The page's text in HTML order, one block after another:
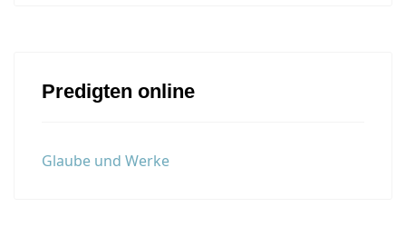
Predigten online
Glaube und Werke